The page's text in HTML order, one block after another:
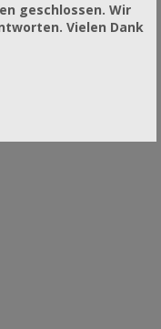
geschlossen. Wir
Vielen Dank